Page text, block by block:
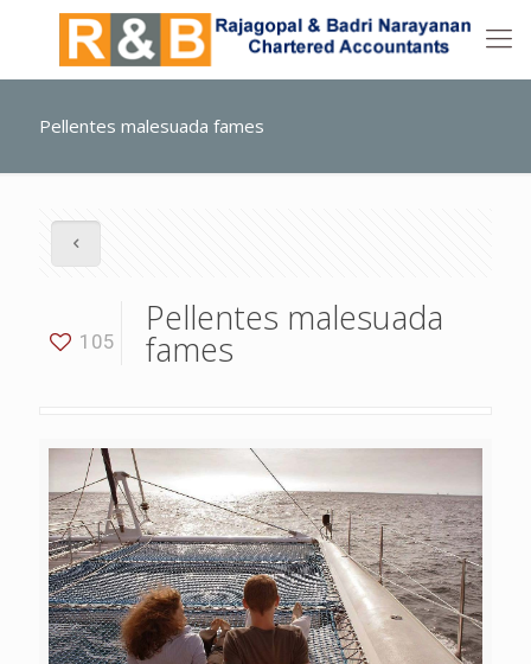
Pellentes malesuada fames
105
Pellentes malesuada
fames